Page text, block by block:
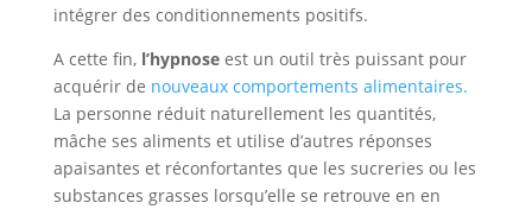
intégrer des conditionnements positifs.
A cette fin, l’hypnose est un outil très puissant pour
acquérir de nouveaux comportements alimentaires.
La personne réduit naturellement les quantités,
mâche ses aliments et utilise d’autres réponses
apaisantes et réconfortantes que les sucreries ou les
substances grasses lorsqu’elle se retrouve en en